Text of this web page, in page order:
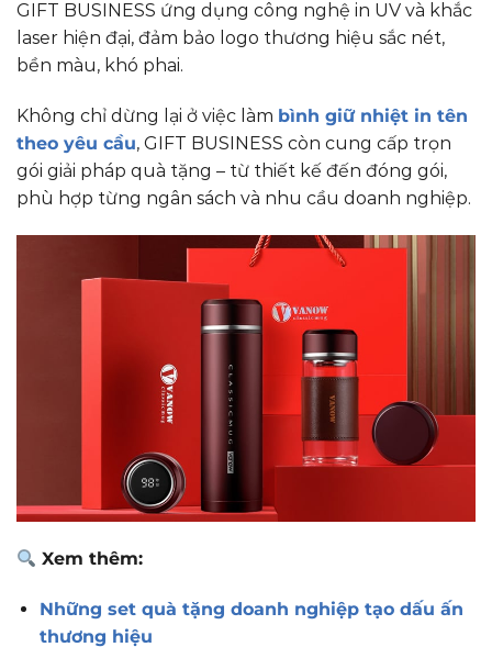
GIFT BUSINESS ứng dụng công nghệ in UV và khắc
laser hiện đại, đảm bảo logo thương hiệu sắc nét,
bền màu, khó phai.
Không chỉ dừng lại ở việc làm bình giữ nhiệt in tên
theo yêu cầu, GIFT BUSINESS còn cung cấp trọn
gói giải pháp quà tặng – từ thiết kế đến đóng gói,
phù hợp từng ngân sách và nhu cầu doanh nghiệp.
Xem thêm:
Những set quà tặng doanh nghiệp tạo dấu ấn
thương hiệu